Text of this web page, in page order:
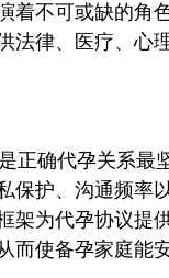
着不可或缺的角
法律、医疗、心
确代孕关系最
保护、沟通频率
架为代孕协议提
使备孕家庭能